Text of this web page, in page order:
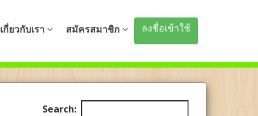
เกี่ยวกับเรา สมัครสมาชิก ลงชื่อเข้าใช้
Search: